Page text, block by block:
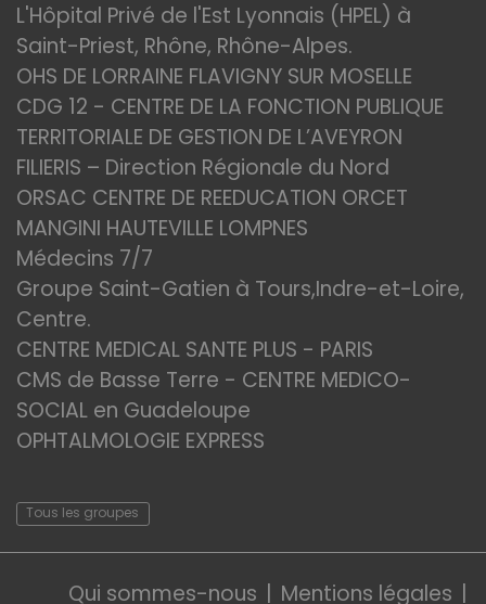
L'Hôpital Privé de l'Est Lyonnais (HPEL) à
Saint-Priest, Rhône, Rhône-Alpes.
OHS DE LORRAINE FLAVIGNY SUR MOSELLE
CDG 12 - CENTRE DE LA FONCTION PUBLIQUE
TERRITORIALE DE GESTION DE L’AVEYRON
FILIERIS – Direction Régionale du Nord
ORSAC CENTRE DE REEDUCATION ORCET
MANGINI HAUTEVILLE LOMPNES
Médecins 7/7
Groupe Saint-Gatien à Tours,Indre-et-Loire,
Centre.
CENTRE MEDICAL SANTE PLUS - PARIS
CMS de Basse Terre - CENTRE MEDICO-
SOCIAL en Guadeloupe
OPHTALMOLOGIE EXPRESS
Tous les groupes
Qui sommes-nous
Mentions légales